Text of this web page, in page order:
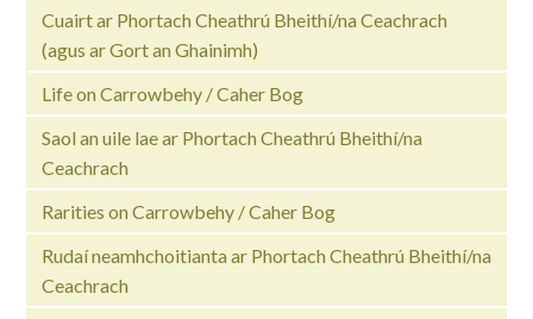
Cuairt ar Phortach Cheathrú Bheithí/na Ceachrach
(agus ar Gort an Ghainimh)
Life on Carrowbehy / Caher Bog
Saol an uile lae ar Phortach Cheathrú Bheithí/na
Ceachrach
Rarities on Carrowbehy / Caher Bog
Rudaí neamhchoitianta ar Phortach Cheathrú Bheithí/na
Ceachrach